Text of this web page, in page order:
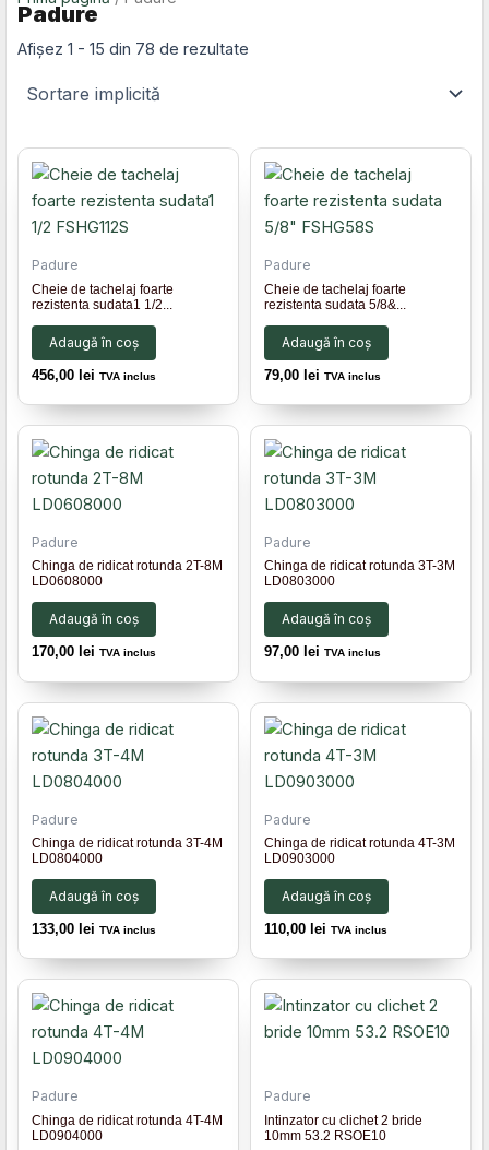
Padure
Afișez 1 - 15 din 78 de rezultate
Padure
Cheie de tachelaj foarte
rezistenta sudata1 1/2...
Adaugă în coș
456,00 lei TVA inclus
Padure
Cheie de tachelaj foarte
rezistenta sudata 5/8&...
Adaugă în coș
79,00 lei TVA inclus
Padure
Chinga de ridicat rotunda 2T-8M
LD0608000
Adaugă în coș
170,00 lei TVA inclus
Padure
Chinga de ridicat rotunda 3T-3M
LD0803000
Adaugă în coș
97,00 lei TVA inclus
Padure
Chinga de ridicat rotunda 3T-4M
LD0804000
Adaugă în coș
133,00 lei TVA inclus
Padure
Chinga de ridicat rotunda 4T-3M
LD0903000
Adaugă în coș
110,00 lei TVA inclus
Padure
Chinga de ridicat rotunda 4T-4M
LD0904000
Padure
Intinzator cu clichet 2 bride
10mm 53.2 RSOE10